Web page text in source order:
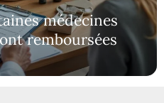
médecines
remboursées